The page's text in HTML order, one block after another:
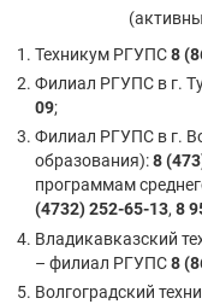
Техникум РГУПС8
Филиал РГУПС в г.
09;
Филиал РГУПС в г.
образования):8
программам
(4732) 252-65-13, 8
Владикавказский
– филиал РГУПС8
Волгоградский